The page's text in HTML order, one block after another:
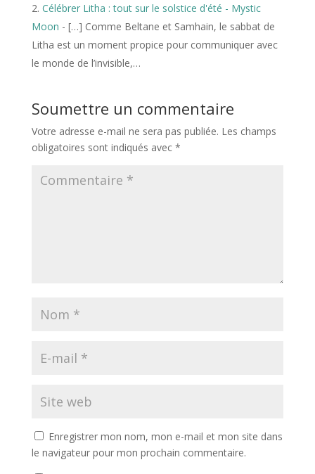
Célébrer Litha : tout sur le solstice d'été - Mystic
Moon - […] Comme Beltane et Samhain, le sabbat de
Litha est un moment propice pour communiquer avec
le monde de l’invisible,…
Soumettre un commentaire
Votre adresse e-mail ne sera pas publiée. Les champs
obligatoires sont indiqués avec *
Enregistrer mon nom, mon e-mail et mon site dans
le navigateur pour mon prochain commentaire.